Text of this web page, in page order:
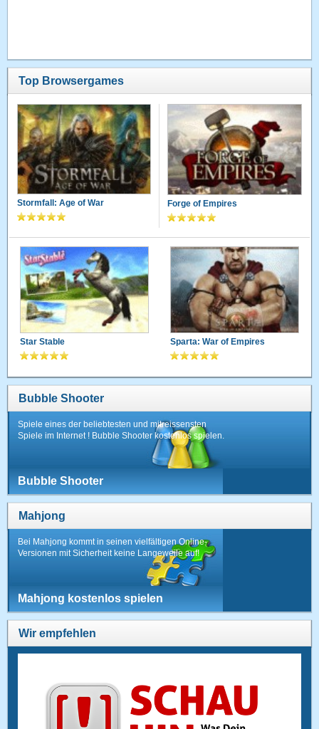
Top Browsergames
Stormfall: Age of War Forge of Empires
Star Stable Sparta: War of Empires
Bubble Shooter
Spiele eines der beliebtesten und mitreissensten
Spiele im Internet ! Bubble Shooter kostenlos spielen.
Bubble Shooter
Mahjong
Bei Mahjong kommt in seinen vielfältigen Online-
Versionen mit Sicherheit keine Langeweile auf!
Mahjong kostenlos spielen
Wir empfehlen